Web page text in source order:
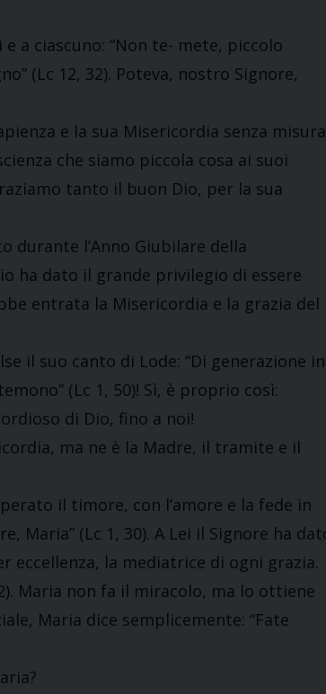
a ciascuno: “Non te- mete, piccolo
(Lc 12, 32). Poteva, nostro Signore,
e la sua Misericordia senza
che siamo piccola cosa ai suoi
tanto il buon Dio, per la sua
durante l’Anno Giubilare della
ha dato il grande privilegio di essere
entrata la Misericordia e la grazia del
il suo canto di Lode: “Di generazione in
(Lc 1, 50)! Sì, è proprio così:
di Dio, fino a noi!
ma ne è la Madre, il tramite e il
il timore, con l’amore e la fede in
Maria” (Lc 1, 30). A Lei il Signore ha
eccellenza, la mediatrice di ogni grazia.
Maria non fa il miracolo, ma lo ottiene
Maria dice semplicemente: “Fate